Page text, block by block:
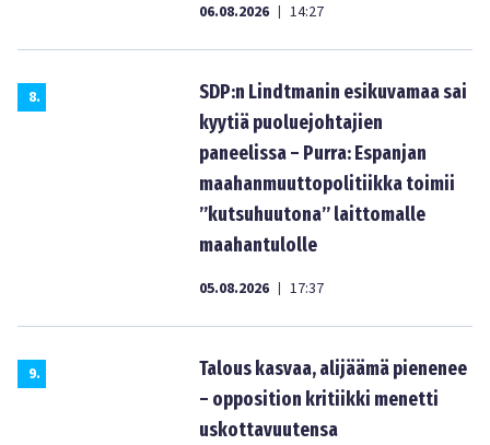
06.08.2026 | 14:27
8.
SDP:n Lindtmanin esikuvamaa sai
kyytiä puoluejohtajien
paneelissa – Purra: Espanjan
maahanmuuttopolitiikka toimii
”kutsuhuutona” laittomalle
maahantulolle
05.08.2026 | 17:37
9.
Talous kasvaa, alijäämä pienenee
– opposition kritiikki menetti
uskottavuutensa